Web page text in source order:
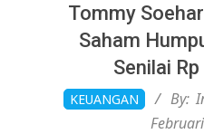
Tommy
Saham
Senilai
2026-
02-
KEUANGAN By: